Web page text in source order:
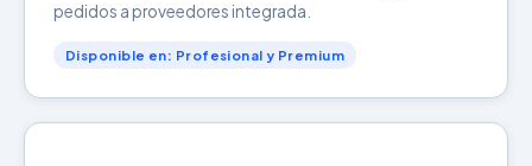
pedidos a proveedores integrada.
Disponible en: Profesional y Premium